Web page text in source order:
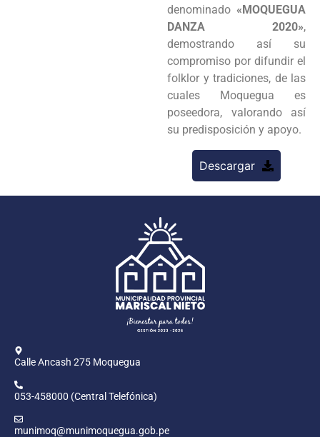
denominado «MOQUEGUA
DANZA 2020»,
demostrando así su
compromiso por difundir el
folklor y tradiciones, de las
cuales Moquegua es
poseedora, valorando así
su predisposición y apoyo.
Descargar
Calle Ancash 275 Moquegua
053-458000 (Central Telefónica)
munimoq@munimoquegua.gob.pe